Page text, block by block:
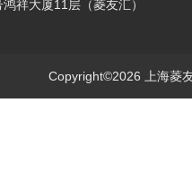
祥大厦11层（菱友汇）
Copyright©2026 上海菱